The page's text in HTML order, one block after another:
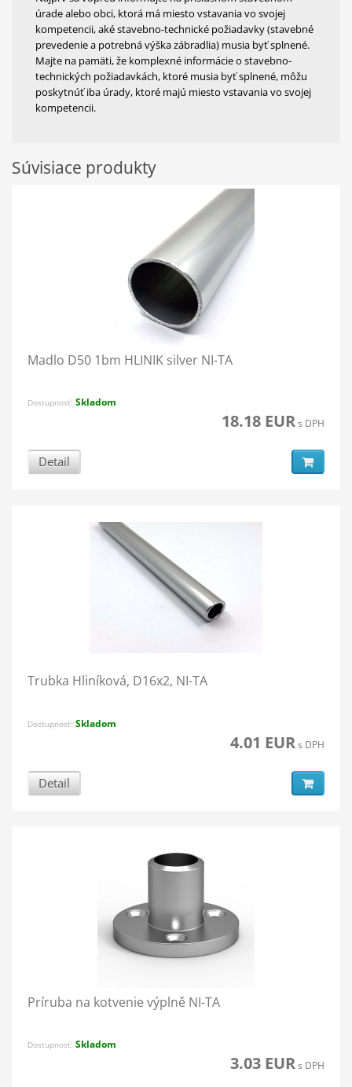
úrade alebo obci, ktorá má miesto vstavania vo svojej
kompetencii, aké stavebno-technické požiadavky (stavebné
prevedenie a potrebná výška zábradlia) musia byť splnené.
Majte na pamäti, že komplexné informácie o stavebno-
technických požiadavkách, ktoré musia byť splnené, môžu
poskytnúť iba úrady, ktoré majú miesto vstavania vo svojej
kompetencii.
Súvisiace produkty
Madlo D50 1bm HLINIK silver NI-TA
Dostupnosť: Skladom
18.18 EURs DPH
Detail
Trubka Hliníková, D16x2, NI-TA
Dostupnosť: Skladom
4.01 EURs DPH
Detail
Príruba na kotvenie výplně NI-TA
Dostupnosť: Skladom
3.03 EURs DPH